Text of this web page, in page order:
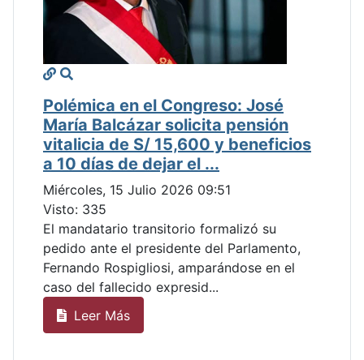
Polémica en el Congreso: José
María Balcázar solicita pensión
vitalicia de S/ 15,600 y beneficios
a 10 días de dejar el ...
Miércoles, 15 Julio 2026 09:51
Visto: 335
El mandatario transitorio formalizó su
pedido ante el presidente del Parlamento,
Fernando Rospigliosi, amparándose en el
caso del fallecido expresid...
Leer Más